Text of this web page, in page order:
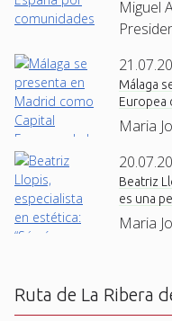
Miguel
Málaga
Europea
Maria
Beatriz
es una
Maria
Ruta de La Ribera